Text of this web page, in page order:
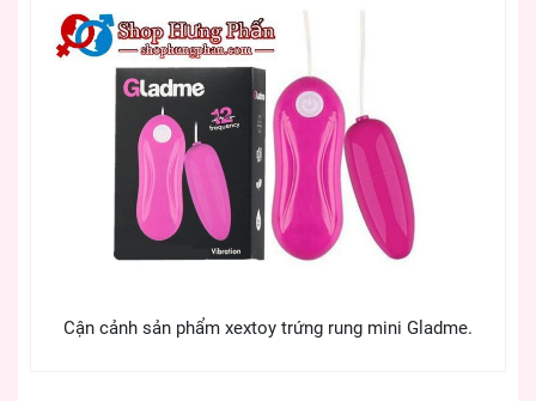
Cận cảnh sản phẩm xextoy trứng rung mini Gladme.